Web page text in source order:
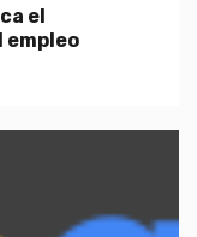
el
empleo